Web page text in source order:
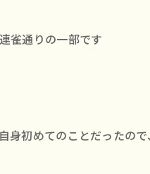
雀通りの一部です
初めてのことだったの